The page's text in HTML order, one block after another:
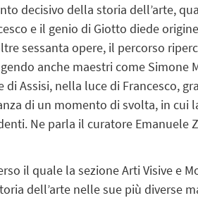
decisivo della storia dell’arte,
e il genio di Giotto diede
sessanta opere, il percorso
anche maestri come Simone
Assisi, nella luce di Francesco,
di un momento di svolta, in cui
Ne parla il curatore Emanuele
il quale la sezione Arti Visive e
dell’arte nelle sue più diverse